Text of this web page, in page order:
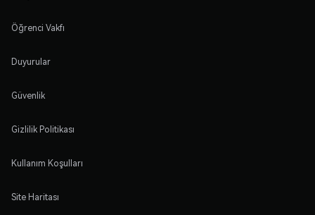
Öğrenci Vakfı
Duyurular
Güvenlik
Gizlilik Politikası
Kullanım Koşulları
Site Haritası